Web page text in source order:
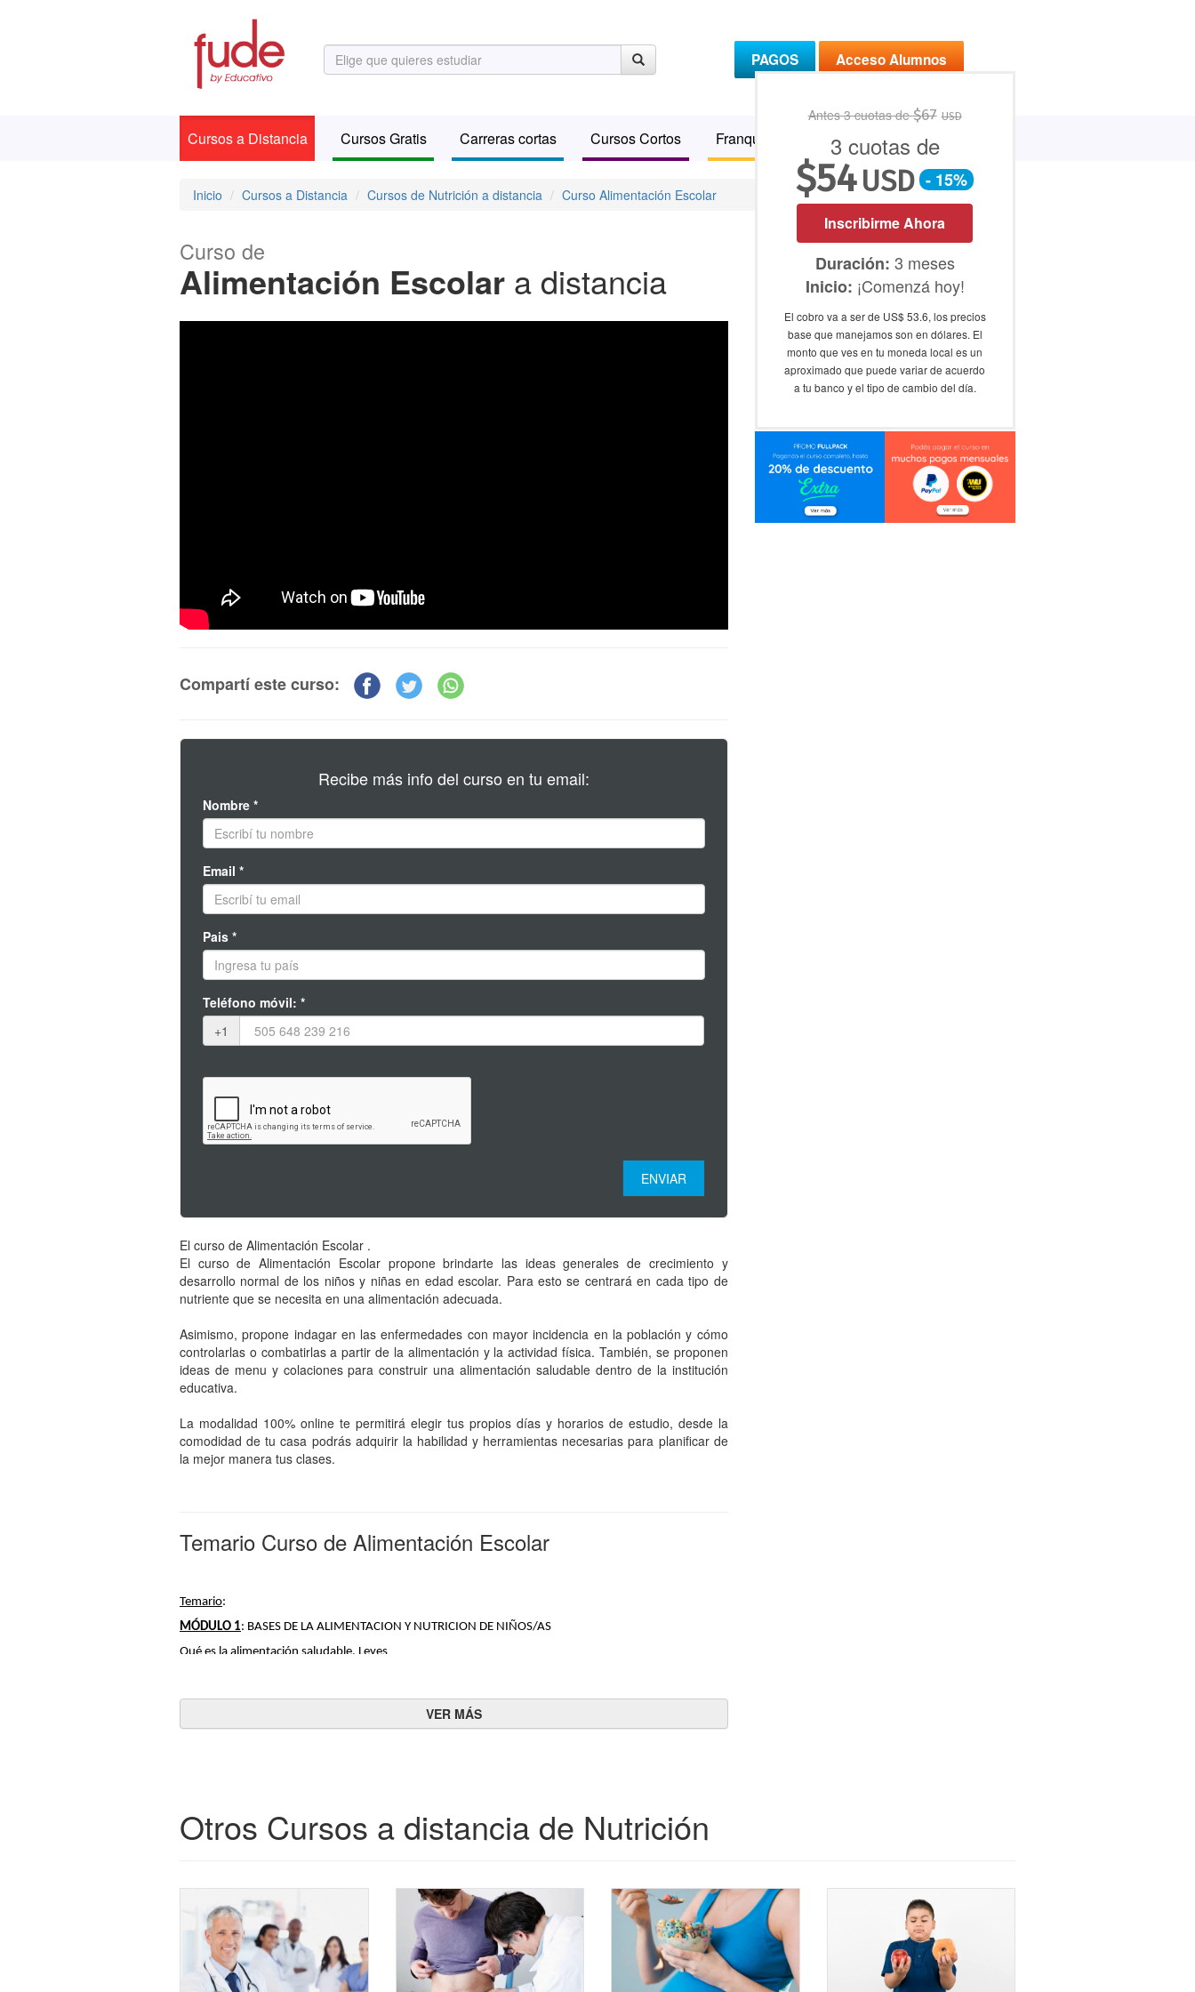
PAGOS Acceso Alumnos
Cursos a Distancia Cursos Gratis Carreras cortas Cursos Cortos Franquicias Bolsa de Trabajo
Inicio Cursos a Distancia Cursos de Nutrición a distancia Curso Alimentación Escolar
Curso de
Alimentación Escolar a distancia
Compartí este curso:
Recibe más info del curso en tu email:
Nombre *
Email *
Pais *
Teléfono móvil: *
+1
El curso de Alimentación Escolar .
El curso de Alimentación Escolar propone brindarte las ideas generales de crecimiento y
desarrollo normal de los niños y niñas en edad escolar. Para esto se centrará en cada tipo de
nutriente que se necesita en una alimentación adecuada.
Asimismo, propone indagar en las enfermedades con mayor incidencia en la población y cómo
controlarlas o combatirlas a partir de la alimentación y la actividad física. También, se proponen
ideas de menu y colaciones para construir una alimentación saludable dentro de la institución
educativa.
La modalidad 100% online te permitirá elegir tus propios días y horarios de estudio, desde la
comodidad de tu casa podrás adquirir la habilidad y herramientas necesarias para planificar de
la mejor manera tus clases.
Temario Curso de Alimentación Escolar
Temario:
MÓDULO 1: BASES DE LA ALIMENTACION Y NUTRICION DE NIÑOS/AS
Qué es la alimentación saludable. Leyes
Grupos de alimentos
Necesidades nutricionales del niño/a.
Obesidad infantil. Situación actual en Argentina
Patologías asociadas a la Obesidad
Actividad física. Vida sedentaria y su impacto
Alimentación y emociones. Autoestima en niños/as.
Antes 3 cuotas de$67 USD
3 cuotas de
$54 USD - 15%
Inscribirme Ahora
Duración: 3 meses
Inicio: ¡Comenzá hoy!
El cobro va a ser de US$ 53.6, los precios
base que manejamos son en dólares. El
monto que ves en tu moneda local es un
aproximado que puede variar de acuerdo
a tu banco y el tipo de cambio del día.
Otros Cursos a distancia de Nutrición